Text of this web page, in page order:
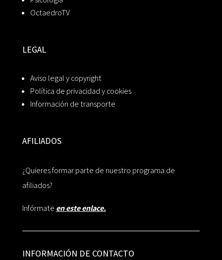
OctaedroTV
LEGAL
Aviso legal y copyright
Política de privacidad y cookies
Información de transporte
AFILIADOS
¿Quieres formar parte de nuestro programa de
afiliados?
Infórmate en este enlace.
INFORMACIÓN DE CONTACTO